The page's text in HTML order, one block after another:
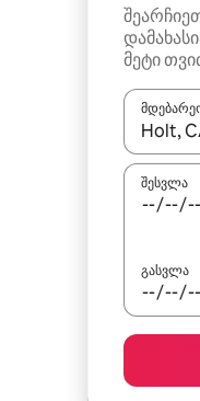
მეტი
როცა
შესვლა
გასვლა